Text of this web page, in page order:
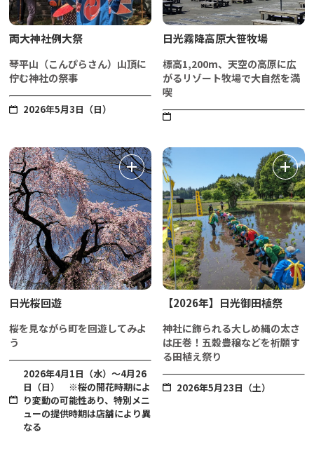
両大神社例大祭
琴平山（こんぴらさん）山頂に
佇む神社の祭事
2026年5月3日（日）
日光霧降高原大笹牧場
標高1,200m、天空の高原に広
がるリゾート牧場で大自然を満
喫
日光桜回遊
桜を見ながら町を回遊してみよ
う
2026年4月1日（水）～4月26
日（日） ※桜の開花時期によ
り変動の可能性あり、特別メニ
ューの提供時期は店舗により異
なる
【2026年】日光御田植祭
神社に飾られる大しめ縄の太さ
は圧巻！五穀豊穣などを祈願す
る田植え祭り
2026年5月23日（土）